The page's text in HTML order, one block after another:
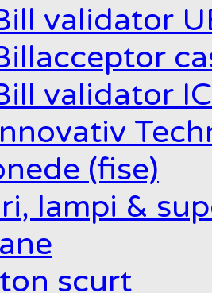
validator
validator
(fise)
lampi &
scurt